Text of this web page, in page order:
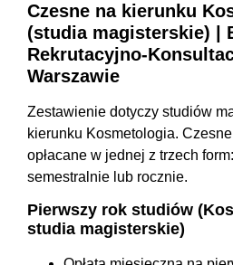
Czesne na kierunku
(studia magisterskie) |
Rekrutacyjno-
Warszawie
Zestawienie dotyczy studiów
kierunku Kosmetologia.
opłacane w jednej z trzech
semestralnie lub rocznie.
Pierwszy rok studiów
studia magisterskie)